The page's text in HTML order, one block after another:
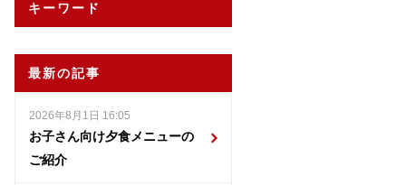
キーワード
最新の記事
2026年8月1日 16:05
お子さん向け夕食メニューの
ご紹介